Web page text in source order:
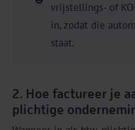
vrijstellings- of
in, zodat die
staat.
2. Hoe factureer je
plichtige